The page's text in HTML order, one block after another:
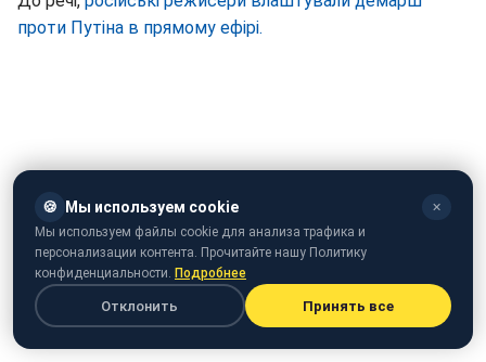
проти Путіна в прямому ефірі.
Олег Сенцов. Один у полі воїн (video.rbc.ua)
🍪 Мы используем cookie ✕
Мы используем файлы cookie для анализа трафика и
персонализации контента. Прочитайте нашу Политику
конфиденциальности. Подробнее
Отклонить Принять все